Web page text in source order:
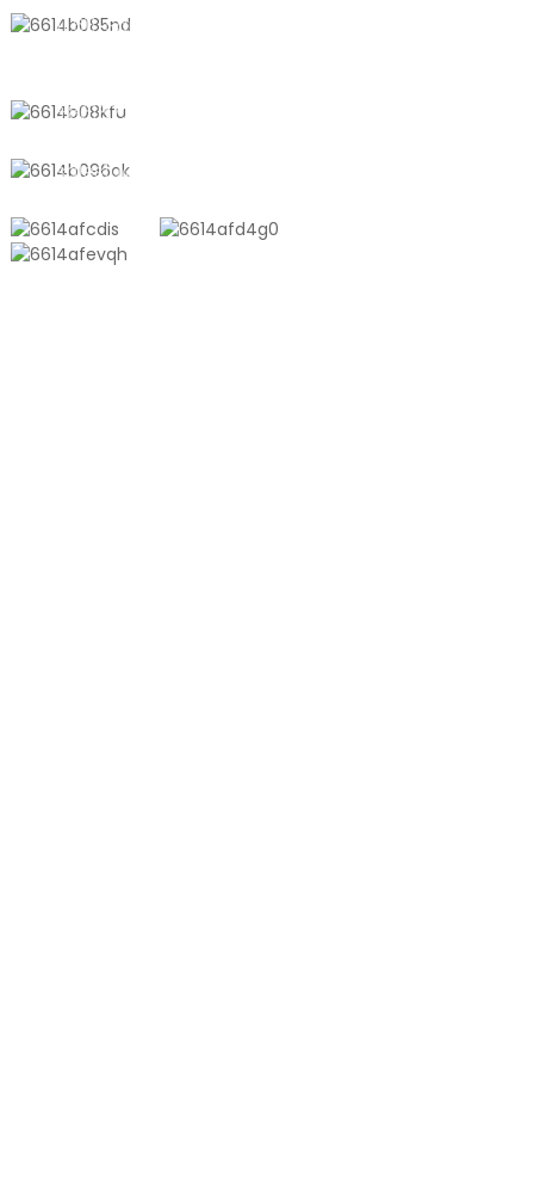
11 611, Şantong ýoly, Şanhaý şäheri,
+8618721958798
sales10@shtangke.com